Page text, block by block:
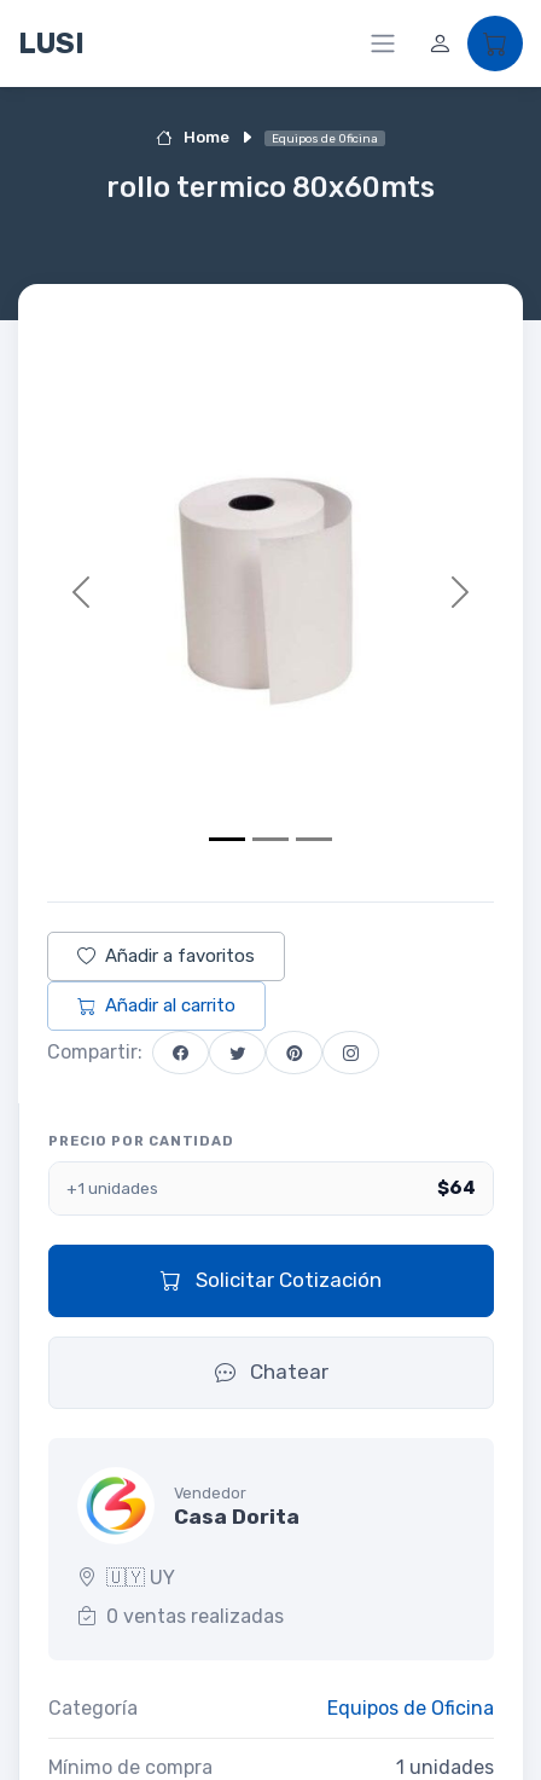
LUSI
Home Equipos de Oficina
rollo termico 80x60mts
Previous Next
Añadir a favoritos
Añadir al carrito
Compartir:
PRECIO POR CANTIDAD
+1 unidades $64
Solicitar Cotización
Chatear
Vendedor
Casa Dorita
🇺🇾 UY
0 ventas realizadas
Categoría Equipos de Oficina
Mínimo de compra 1 unidades